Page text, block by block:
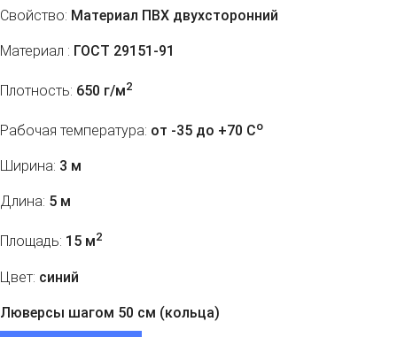
Свойство: Материал ПВХ двухсторонний
Материал : ГОСТ 29151-91
Плотность: 650 г/м2
Рабочая температура: от -35 до +70 Co
Ширина: 3 м
Длина: 5 м
Площадь: 15 м2
Цвет: синий
Люверсы шагом 50 см (кольца)